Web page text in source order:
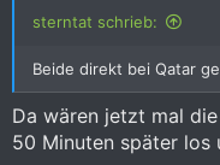
sterntat schrieb:
Beide direkt bei Qatar
Da wären jetzt mal
50 Minuten später los